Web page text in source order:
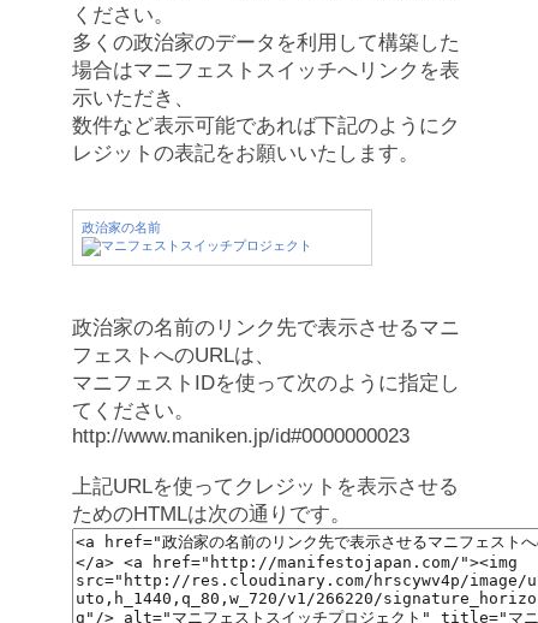
ください。
多くの政治家のデータを利用して構築した
場合はマニフェストスイッチへリンクを表
示いただき、
数件など表示可能であれば下記のようにク
レジットの表記をお願いいたします。
政治家の名前
政治家の名前のリンク先で表示させるマニ
フェストへのURLは、
マニフェストIDを使って次のように指定し
てください。
http://www.maniken.jp/id#0000000023
上記URLを使ってクレジットを表示させる
ためのHTMLは次の通りです。